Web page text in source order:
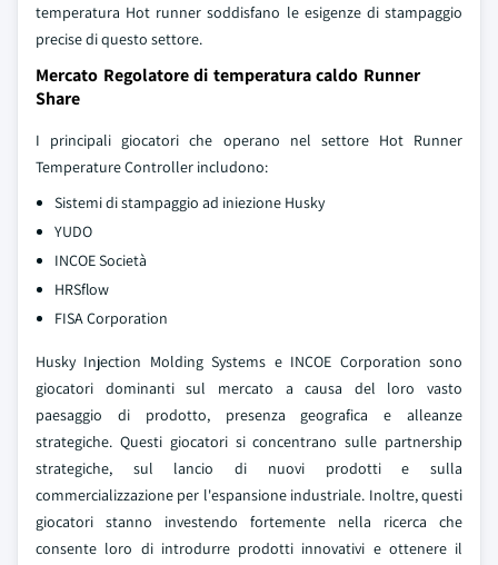
temperatura Hot runner soddisfano le esigenze di stampaggio
precise di questo settore.
Mercato Regolatore di temperatura caldo Runner
Share
I principali giocatori che operano nel settore Hot Runner
Temperature Controller includono:
Sistemi di stampaggio ad iniezione Husky
YUDO
INCOE Società
HRSflow
FISA Corporation
Husky Injection Molding Systems e INCOE Corporation sono
giocatori dominanti sul mercato a causa del loro vasto
paesaggio di prodotto, presenza geografica e alleanze
strategiche. Questi giocatori si concentrano sulle partnership
strategiche, sul lancio di nuovi prodotti e sulla
commercializzazione per l'espansione industriale. Inoltre, questi
giocatori stanno investendo fortemente nella ricerca che
consente loro di introdurre prodotti innovativi e ottenere il